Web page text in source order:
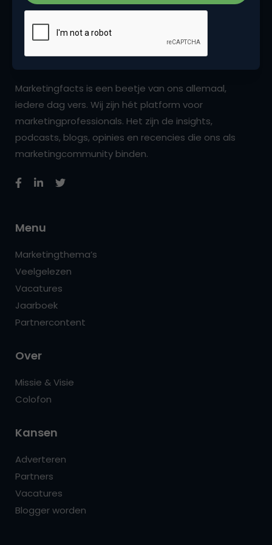
Marketingfacts is een beetje van ons allemaal,
iedere dag vers. Wij zijn hét platform voor
marketingprofessionals. Het zijn de insights,
podcasts, blogs, opinies en recencies die ons als
marketingcommunity binden.
Menu
Marketingthema’s
Veelgelezen
Vacatures
Jaarboek
Partnercontent
Over
Missie & Visie
Colofon
Kansen
Adverteren
Partners
Vacatures
Blogger worden